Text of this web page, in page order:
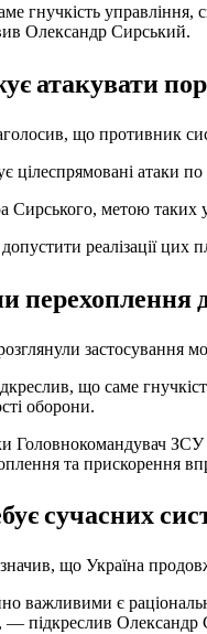
гнучкість
Олександр Сирський.
атакувати
що противник
атаки по
метою таких
реалізації цих
застосування
що саме
оборони.
Головнокомандувач
та прискорення
сучасних
що Україна
важливими є
— підкреслив Олександр